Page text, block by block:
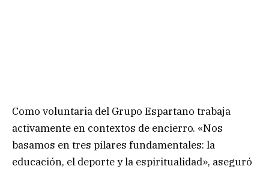
Como voluntaria del Grupo Espartano trabaja
activamente en contextos de encierro. «Nos
basamos en tres pilares fundamentales: la
educación, el deporte y la espiritualidad», aseguró